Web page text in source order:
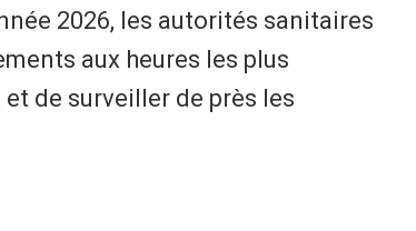
2026, les autorités sanitaires
aux heures les plus
de surveiller de près les